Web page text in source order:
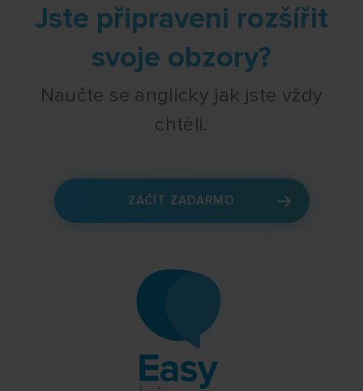
Jste připraveni rozšířit
svoje obzory?
Naučte se anglicky jak jste vždy
chtěli.
ZAČÍT ZADARMO